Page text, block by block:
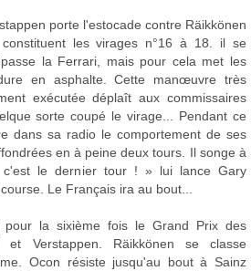
porte l'estocade contre Räikkönen
les virages n°16 à 18. il se
la Ferrari, mais pour cela met les
en asphalte. Cette manœuvre très
exécutée déplaît aux commissaires
sorte coupé le virage... Pendant ce
dans sa radio le comportement de ses
en à peine deux tours. Il songe à
c'est le dernier tour ! » lui lance Gary
Le Français ira au bout...
pour la sixième fois le Grand Prix des
et Verstappen. Räikkönen se classe
Ocon résiste jusqu'au bout à Sainz